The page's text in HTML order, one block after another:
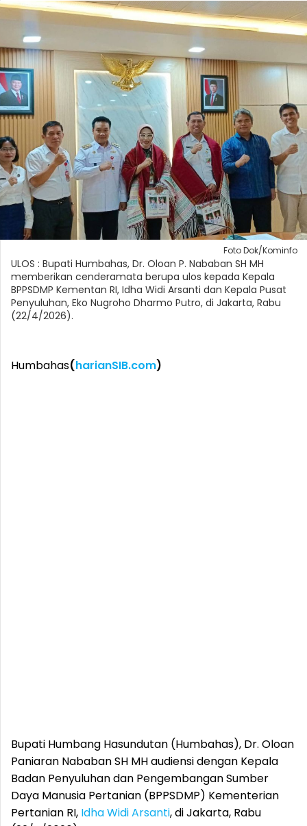
Foto Dok/Kominfo
ULOS : Bupati Humbahas, Dr. Oloan P. Nababan SH MH
memberikan cenderamata berupa ulos kepada Kepala
BPPSDMP Kementan RI, Idha Widi Arsanti dan Kepala Pusat
Penyuluhan, Eko Nugroho Dharmo Putro, di Jakarta, Rabu
(22/4/2026).
Humbahas(harianSIB.com)
Bupati Humbang Hasundutan (Humbahas), Dr. Oloan
Paniaran Nababan SH MH audiensi dengan Kepala
Badan Penyuluhan dan Pengembangan Sumber
Daya Manusia Pertanian (BPPSDMP) Kementerian
Pertanian RI, Idha Widi Arsanti, di Jakarta, Rabu